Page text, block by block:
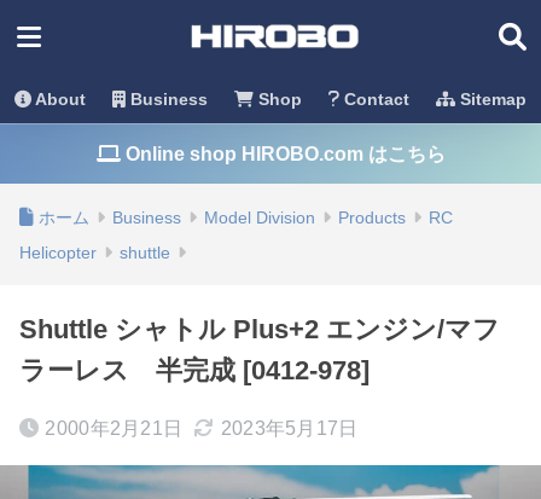
About Business Shop Contact Sitemap
Online shop HIROBO.com はこちら
ホーム Business Model Division Products
RC
Helicopter
shuttle
Shuttle シャトル Plus+2 エンジン/マフ
ラーレス 半完成 [0412-978]
2000年2月21日 2023年5月17日